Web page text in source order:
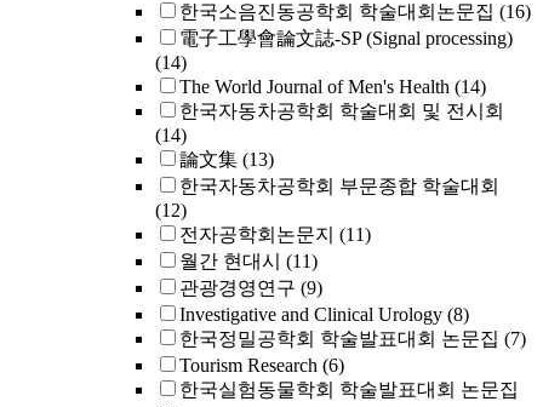
한국소음진동공학회 학술대회논문집 (16)
電子工學會論文誌-SP (Signal processing)
(14)
The World Journal of Men's Health (14)
한국자동차공학회 학술대회 및 전시회
(14)
論文集 (13)
한국자동차공학회 부문종합 학술대회
(12)
전자공학회논문지 (11)
월간 현대시 (11)
관광경영연구 (9)
Investigative and Clinical Urology (8)
한국정밀공학회 학술발표대회 논문집 (7)
Tourism Research (6)
한국실험동물학회 학술발표대회 논문집